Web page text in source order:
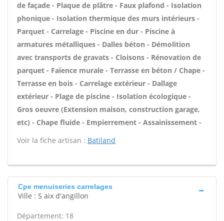
de façade - Plaque de plâtre - Faux plafond - Isolation
phonique - Isolation thermique des murs intérieurs -
Parquet - Carrelage - Piscine en dur - Piscine à
armatures métalliques - Dalles béton - Démolition
avec transports de gravats - Cloisons - Rénovation de
parquet - Faïence murale - Terrasse en béton / Chape -
Terrasse en bois - Carrelage extérieur - Dallage
extérieur - Plage de piscine - Isolation écologique -
Gros oeuvre (Extension maison, construction garage,
etc) - Chape fluide - Empierrement - Assainissement -
Voir la fiche artisan : Batiland
Cpe menuiseries carrelages
Ville : S aix d'angillon
Département: 18